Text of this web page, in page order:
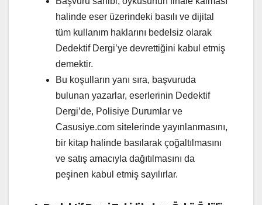
halinde eser üzerindeki basılı ve dijital
tüm kullanım haklarını bedelsiz olarak
Dedektif Dergi’ye devrettiğini kabul etmiş
demektir.
Bu koşulların yanı sıra, başvuruda
bulunan yazarlar, eserlerinin Dedektif
Dergi’de, Polisiye Durumlar ve
Casusiye.com sitelerinde yayınlanmasını,
bir kitap halinde basılarak çoğaltılmasını
ve satış amacıyla dağıtılmasını da
peşinen kabul etmiş sayılırlar.